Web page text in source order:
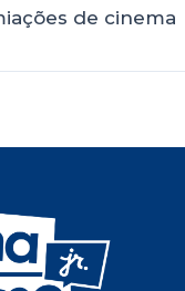
de cinema